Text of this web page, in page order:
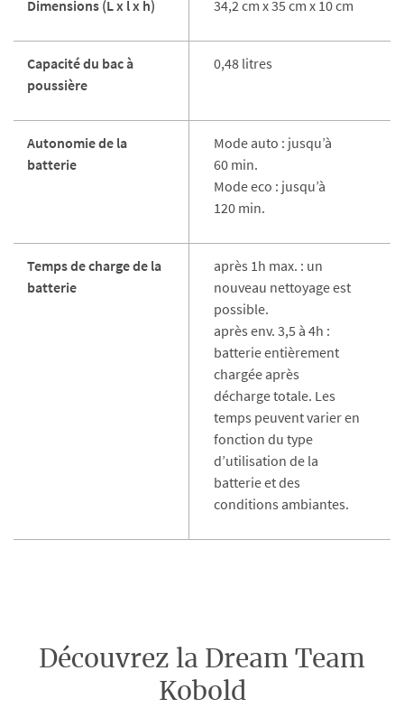
Dimensions (L x l x h) 34,2 cm x 35 cm x 10 cm
Capacité du bac à
poussière
0,48 litres
Autonomie de la
batterie
Mode auto : jusqu’à
60 min.
Mode eco : jusqu’à
120 min.
Temps de charge de la
batterie
après 1h max. : un
nouveau nettoyage est
possible.
après env. 3,5 à 4h :
batterie entièrement
chargée après
décharge totale. Les
temps peuvent varier en
fonction du type
d’utilisation de la
batterie et des
conditions ambiantes.
Découvrez la Dream Team
Kobold